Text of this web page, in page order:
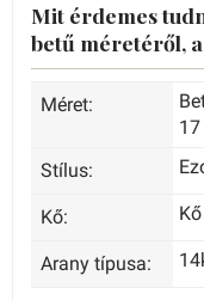
Mit érdemes
betű méretéről,
Méret:
Stílus:
Kő:
Arany típusa: